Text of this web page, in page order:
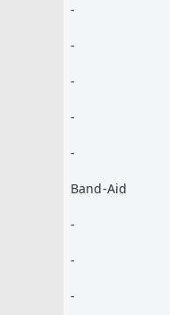
-
-
-
-
-
Band-Aid
-
-
-